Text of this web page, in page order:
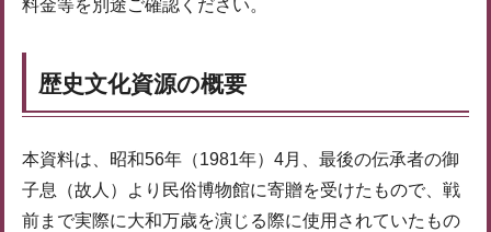
料金等を別途ご確認ください。
歴史文化資源の概要
本資料は、昭和56年（1981年）4月、最後の伝承者の御
子息（故人）より民俗博物館に寄贈を受けたもので、戦
前まで実際に大和万歳を演じる際に使用されていたもの